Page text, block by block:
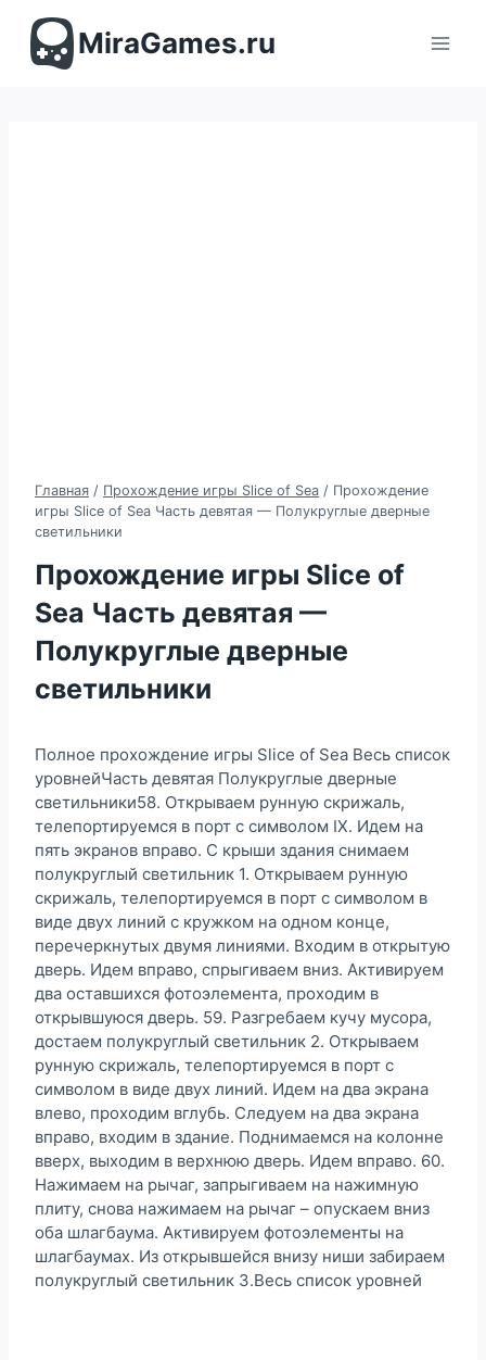
содержимомуMiraGames.ru
Главная / Прохождение игры Slice of Sea / Прохождение
игры Slice of Sea Часть девятая — Полукруглые дверные
светильники
Прохождение игры Slice of
Sea Часть девятая —
Полукруглые дверные
светильники
Полное прохождение игры Slice of Sea Весь список
уровнейЧасть девятая Полукруглые дверные
светильники58. Открываем рунную скрижаль,
телепортируемся в порт с символом IX. Идем на
пять экранов вправо. С крыши здания снимаем
полукруглый светильник 1. Открываем рунную
скрижаль, телепортируемся в порт с символом в
виде двух линий с кружком на одном конце,
перечеркнутых двумя линиями. Входим в открытую
дверь. Идем вправо, спрыгиваем вниз. Активируем
два оставшихся фотоэлемента, проходим в
открывшуюся дверь. 59. Разгребаем кучу мусора,
достаем полукруглый светильник 2. Открываем
рунную скрижаль, телепортируемся в порт с
символом в виде двух линий. Идем на два экрана
влево, проходим вглубь. Следуем на два экрана
вправо, входим в здание. Поднимаемся на колонне
вверх, выходим в верхнюю дверь. Идем вправо. 60.
Нажимаем на рычаг, запрыгиваем на нажимную
плиту, снова нажимаем на рычаг – опускаем вниз
оба шлагбаума. Активируем фотоэлементы на
шлагбаумах. Из открывшейся внизу ниши забираем
полукруглый светильник 3.Весь список уровней